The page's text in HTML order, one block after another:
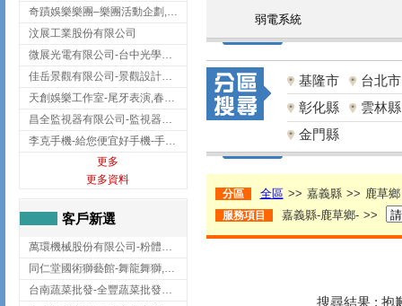
奇蹟娛樂樂團–樂團活動企劃,台中樂團表演,台中婚禮樂團
汶展工業股份有限公司
微展光電有限公司-台中光學鍍膜,optical filter taiwan,台灣光學鍍膜
佳岳景觀有限公司-景觀設計公司,台北景觀設計,台北景觀工程,中山區景觀設計
天創娛樂工作室-尾牙表演,春酒表演,板橋尾牙表演
昌全監視器有限公司-監視器安裝,高雄監視器安裝,鳳山區監視器安裝
李克手機-給您便宜好手機-手機收購,屏東手機收購
更多
更多資料
客戶新選
萬環機械股份有限公司-粉體塗裝設備,輸送機,輸送機設備,台南輸送機
同仁堂國術獅藝館-舞龍舞獅,台中舞龍舞獅
台南蔬菜批發-全豐蔬菜批發專送/台南蔬菜箱宅配到府
弱電系統
基隆市
台北市
彰化縣
雲林縣
金門縣
分區 全區 >> 嘉義縣 >> 鹿草鄉
服務項目 嘉義縣-鹿草鄉- >>
搜尋結果 : 抱